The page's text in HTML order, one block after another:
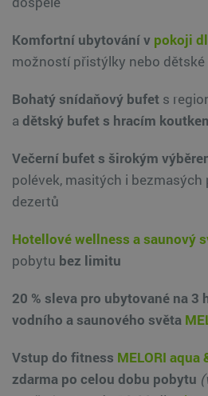
Komfortní ubytování v pokoji
možností přistýlky nebo
Bohatý snídaňový bufet s
a dětský bufet s hracím
Večerní bufet s širokým
polévek, masitých i bezmasých
dezertů
Hotellové wellness a saunový
pobytu bez limitu
20 % sleva pro ubytované na 3
vodního a saunového světa
Vstup do fitness MELORI aqua
zdarma po celou dobu pobytu